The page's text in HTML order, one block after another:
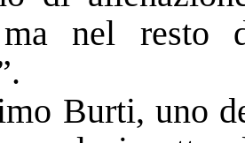
nel resto
Burti, uno